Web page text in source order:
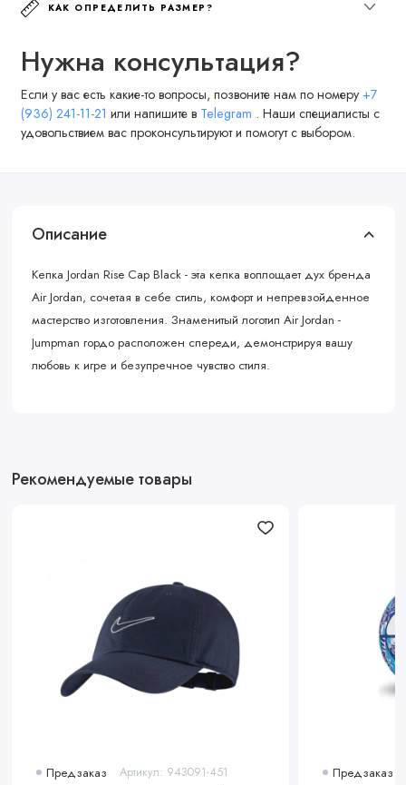
КАК ОПРЕДЕЛИТЬ РАЗМЕР?
Нужна консультация?
Если у вас есть какие-то вопросы, позвоните нам по номеру +7
(936) 241-11-21 или напишите в Telegram . Наши специалисты с
удовольствием вас проконсультируют и помогут с выбором.
Описание
Кепка Jordan Rise Cap Black - эта кепка воплощает дух бренда
Air Jordan, сочетая в себе стиль, комфорт и непревзойденное
мастерство изготовления. Знаменитый логотип Air Jordan -
Jumpman гордо расположен спереди, демонстрируя вашу
любовь к игре и безупречное чувство стиля.
Рекомендуемые товары
Предзаказ Артикул: 943091-451 Предзаказ